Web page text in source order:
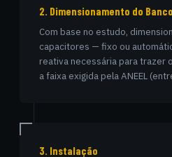
2. Dimensionamento do
Com base no estudo,
capacitores — fixo ou
reativa necessária para trazer
a faixa exigida pela ANEEL
3. Instalação